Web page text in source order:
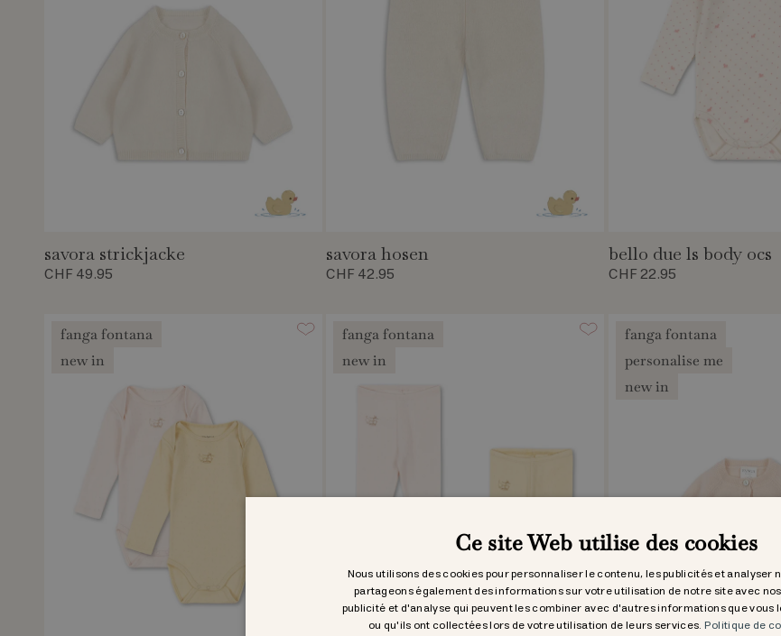
savora strickjacke
CHF 49.95
savora hosen
CHF 42.95
bello due ls body ocs
CHF 22.95
fanga fontana
new in
fanga fontana
new in
fanga fontana
personalise me
new in
Ce site Web utilise des cookies
Nous utilisons des cookies pour personnaliser le contenu, les publicités et analyser
partageons également des informations sur votre utilisation de notre site avec
publicité et d'analyse qui peuvent les combiner avec d'autres informations que vous
ou qu'ils ont collectées lors de votre utilisation de leurs services.Politique de